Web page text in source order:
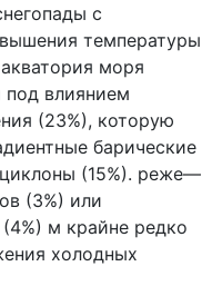
с
температуры
моря
под влиянием
(23%), которую
барические
(15%). реже—
(3%) или
м крайне редко
холодных